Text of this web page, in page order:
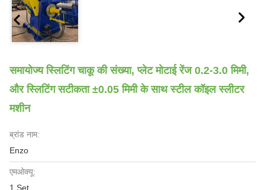
समायोज्य स्लिटिंग चाकू की संख्या, प्लेट मोटाई रेंज 0.2-3.0 मिमी,
और स्लिटिंग सटीकता ±0.05 मिमी के साथ स्टील कॉइल स्लीटर
मशीन
ब्रांड नाम:
Enzo
एमओक्यू:
1 Set